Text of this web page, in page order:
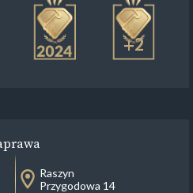
+2
Raszyn
Przygodowa 14